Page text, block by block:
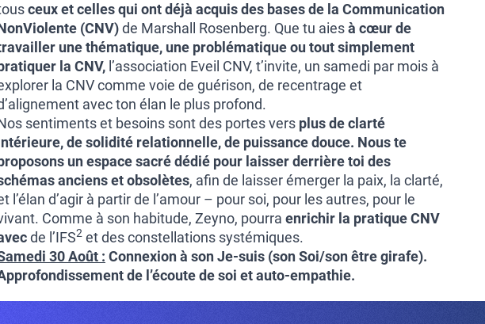
ceux et celles qui ont déjà acquis des bases de la Communication
(CNV)de Marshall Rosenberg. Que tu aiesà cœur de
une thématique, une problématique ou tout simplement
la CNV, l’association Eveil CNV, t’invite, un samedi par mois à
la CNV comme voie de guérison, de recentrage et
avec ton élan le plus profond.
sentiments et besoins sont des portes vers plus de clarté
de solidité relationnelle, de puissance douce. Nous te
un espace sacré dédié pour laisser derrière toi des
anciens et obsolètes, afin de laisser émerger la paix, la clarté,
l’élan d’agir à partir de l’amour – pour soi, pour les autres, pour le
Comme à son habitude, Zeyno, pourra enrichir la pratique CNV
de l’IFS2 et des constellations systémiques.
30 Août : Connexion à son Je-suis (son Soi/son être girafe).
de l’écoute de soi et auto-empathie.